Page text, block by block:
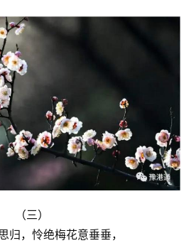
（三）
归，怜绝梅花意垂垂，